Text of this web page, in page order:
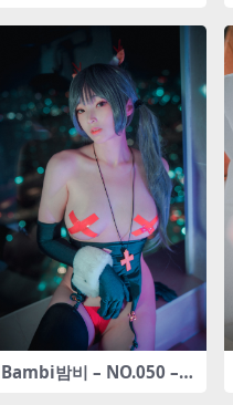
Kyrielight (Shielder) [2
2P-187MB]
Bambi밤비 – NO.050 –